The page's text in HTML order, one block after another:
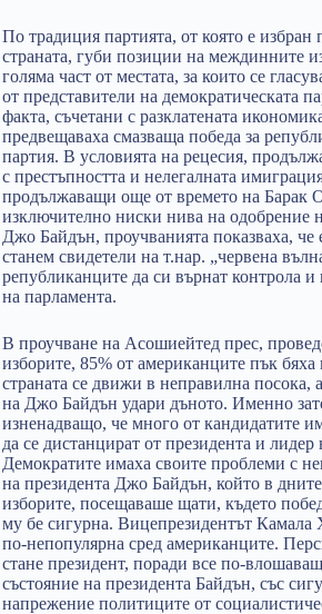
По традиция партията, от която е избран
страната, губи позиции на междинните
голяма част от местата, за които се
от представители на демократическата
факта, съчетани с разклатената
предвещаваха смазваща победа за
партия. В условията на рецесия,
с престъпността и нелегалната
продължаващи още от времето на Барак
изключително ниски нива на одобрение
Джо Байдън, проучванията показваха, че
станем свидетели на т.нар. „червена
републиканците да си върнат контрола и
на парламента.
В проучване на Асошиейтед прес,
изборите, 85% от американците пък
страната се движи в неправилна посока,
на Джо Байдън удари дъното. Именно
изненадващо, че много от кандидатите
да се дистанцират от президента и лидер
Демократите имаха своите проблеми с
на президента Джо Байдън, който в
изборите, посещаваше щати, където
му бе сигурна. Вицепрезидентът Камала
по-непопулярна сред американците.
стане президент, поради все по-
състояние на президента Байдън, със
напрежение политиците от